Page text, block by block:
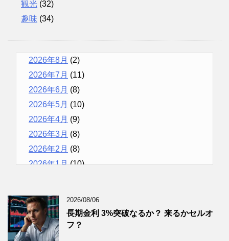
観光 (32)
趣味 (34)
2026年8月 (2)
2026年7月 (11)
2026年6月 (8)
2026年5月 (10)
2026年4月 (9)
2026年3月 (8)
2026年2月 (8)
2026年1月(10)
2025年10月(10)
2025年9月(9)
2025年8月
2026/08/06
長期金利 3%突破なるか？ 来るかセルオ
フ？